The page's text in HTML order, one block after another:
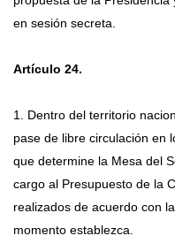
en sesión secreta.
Artículo 24.
1. Dentro del territorio
pase de libre circulación en
que determine la Mesa del
cargo al Presupuesto de la
realizados de acuerdo con
momento establezca.